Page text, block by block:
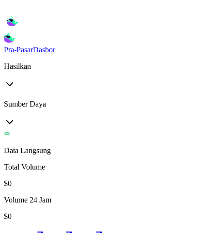
Pra-PasarDasbor
Hasilkan
Sumber Daya
Data Langsung
Total Volume
$0
Volume 24 Jam
$0